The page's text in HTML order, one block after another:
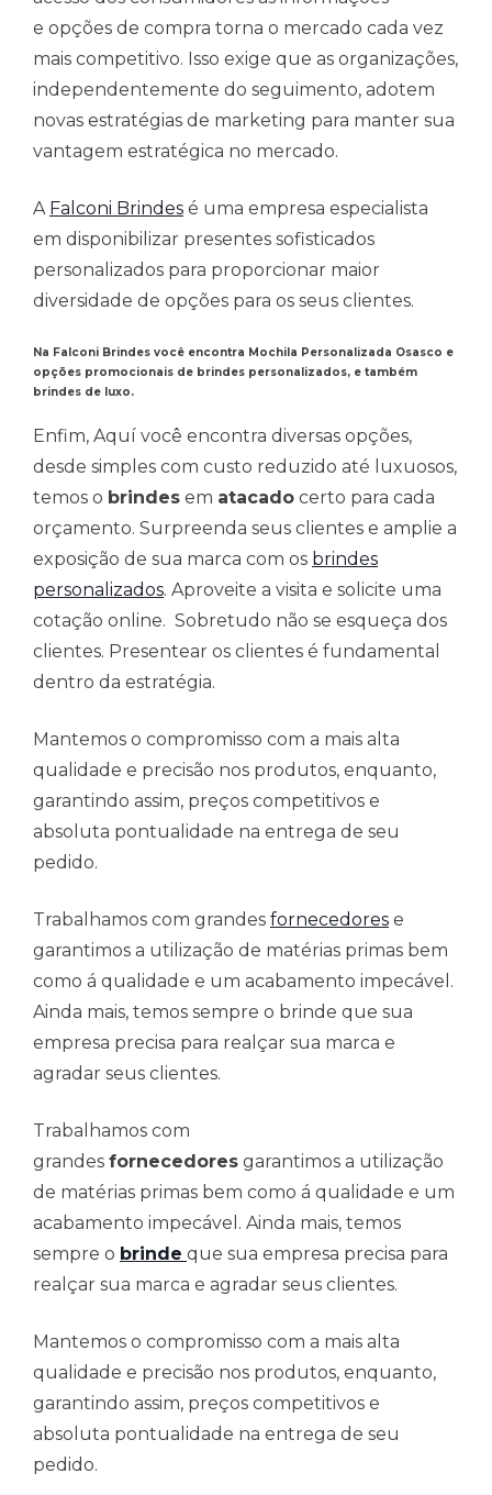
e opções de compra torna o mercado cada vez
mais competitivo. Isso exige que as organizações,
independentemente do seguimento, adotem
novas estratégias de marketing para manter sua
vantagem estratégica no mercado.
A Falconi Brindes é uma empresa especialista
em disponibilizar presentes sofisticados
personalizados para proporcionar maior
diversidade de opções para os seus clientes.
Na Falconi Brindes você encontra Mochila Personalizada Osasco e
opções promocionais de brindes personalizados, e também
brindes de luxo.
Enfim, Aquí você encontra diversas opções,
desde simples com custo reduzido até luxuosos,
temos o brindes em atacado certo para cada
orçamento. Surpreenda seus clientes e amplie a
exposição de sua marca com os brindes
personalizados. Aproveite a visita e solicite uma
cotação online. Sobretudo não se esqueça dos
clientes. Presentear os clientes é fundamental
dentro da estratégia.
Mantemos o compromisso com a mais alta
qualidade e precisão nos produtos, enquanto,
garantindo assim, preços competitivos e
absoluta pontualidade na entrega de seu
pedido.
Trabalhamos com grandes fornecedores e
garantimos a utilização de matérias primas bem
como á qualidade e um acabamento impecável.
Ainda mais, temos sempre o brinde que sua
empresa precisa para realçar sua marca e
agradar seus clientes.
Trabalhamos com
grandes fornecedores garantimos a utilização
de matérias primas bem como á qualidade e um
acabamento impecável. Ainda mais, temos
sempre o brinde que sua empresa precisa para
realçar sua marca e agradar seus clientes.
Mantemos o compromisso com a mais alta
qualidade e precisão nos produtos, enquanto,
garantindo assim, preços competitivos e
absoluta pontualidade na entrega de seu
pedido.